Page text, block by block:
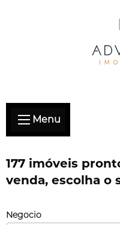
Menu
177 imóveis
venda, escolha o
Negocio